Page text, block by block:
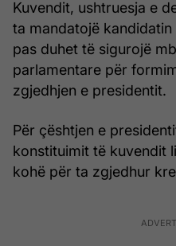
Kuvendit, ushtruesja e
ta mandatojë
pas duhet të sigurojë
parlamentare për
zgjedhjen e presidentit.
Për çështjen e
konstituimit të kuvendit
kohë për ta zgjedhur